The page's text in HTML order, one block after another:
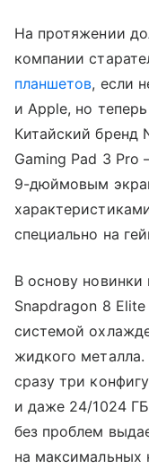
На протяжении
компании
планшетов, если
и Apple, но
Китайский бренд
Gaming Pad 3
9-дюймовым
специально на
В основу новинки
Snapdragon 8
системой
жидкого
сразу три
и даже 24/1024
без проблем
на максимальных